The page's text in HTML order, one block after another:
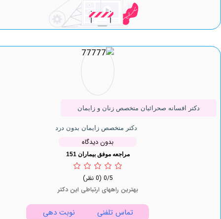
افسانه صحرائیان متخصص زنان و زایمان
دکتر متخصص زایمان بدون درد
بدون دیدگاه
مراجعه موفق بیماران 151
بهترین راههای ارتباطی این دکتر
تماس تلفنی
نوبت دهی